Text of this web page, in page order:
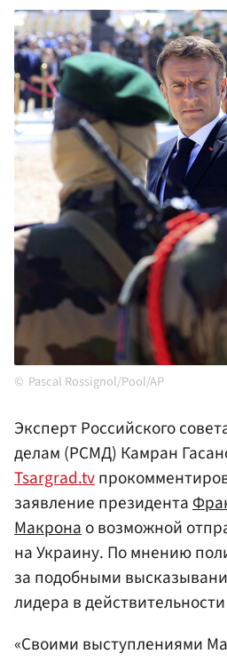
Pascal Rossignol/Pool/AP
Эксперт Российского
делам (РСМД) Камран
Tsargrad.tv
заявление президента
Макронао возможной
на Украину. По мнению
за подобными
лидера в
«Своими выступлениями